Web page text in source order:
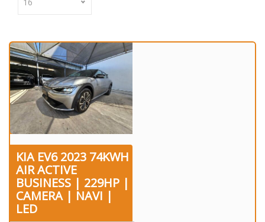
KIA EV6 2023 74KWH
AIR ACTIVE
BUSINESS | 229HP |
CAMERA | NAVI |
LED